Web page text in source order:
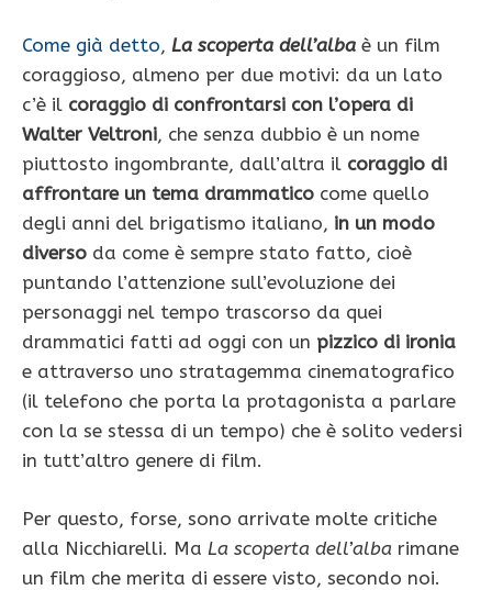
Come già detto, La scoperta dell’alba è un film
coraggioso, almeno per due motivi: da un lato
c’è il coraggio di confrontarsi con l’opera di
Walter Veltroni, che senza dubbio è un nome
piuttosto ingombrante, dall’altra il coraggio di
affrontare un tema drammatico come quello
degli anni del brigatismo italiano, in un modo
diverso da come è sempre stato fatto, cioè
puntando l’attenzione sull’evoluzione dei
personaggi nel tempo trascorso da quei
drammatici fatti ad oggi con un pizzico di ironia
e attraverso uno stratagemma cinematografico
(il telefono che porta la protagonista a parlare
con la se stessa di un tempo) che è solito vedersi
in tutt’altro genere di film.
Per questo, forse, sono arrivate molte critiche
alla Nicchiarelli. Ma La scoperta dell’alba rimane
un film che merita di essere visto, secondo noi.